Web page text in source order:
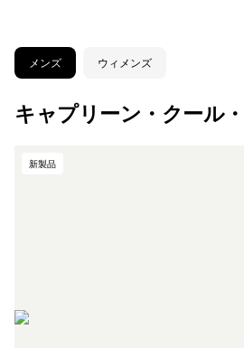
メンズ ウィメンズ
キャプリーン・クール
新製品